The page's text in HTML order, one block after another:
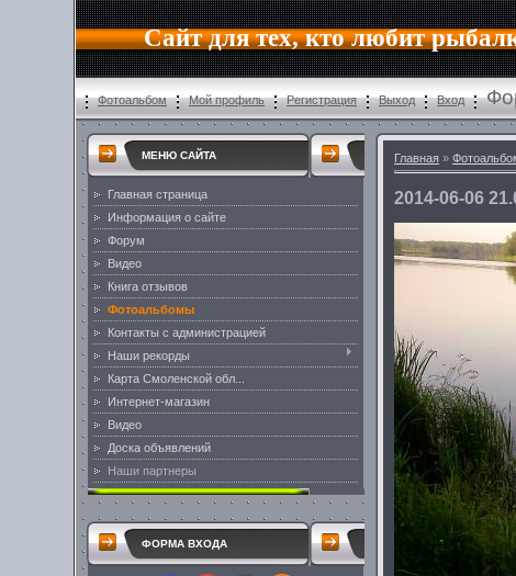
Сайт для тех, кто любит
Фотоальбом Мой профиль Регистрация Выход Вход
МЕНЮ САЙТА
Главная страница
Информация о сайте
Форум
Видео
Книга отзывов
Фотоальбомы
Контакты с администрацией
Наши рекорды
Карта Смоленской обл...
Интернет-магазин
Видео
Доска объявлений
Наши партнеры
ФОРМА ВХОДА
Главная »
2014-06-06